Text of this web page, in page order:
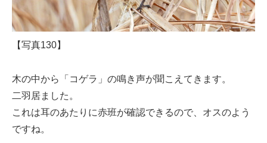
【写真130】
木の中から「コゲラ」の鳴き声が聞こえてきます。
二羽居ました。
これは耳のあたりに赤班が確認できるので、オスのよう
ですね。